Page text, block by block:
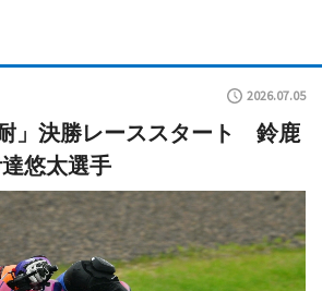
2026.07.05
」決勝レーススタート 鈴鹿
悠太選手